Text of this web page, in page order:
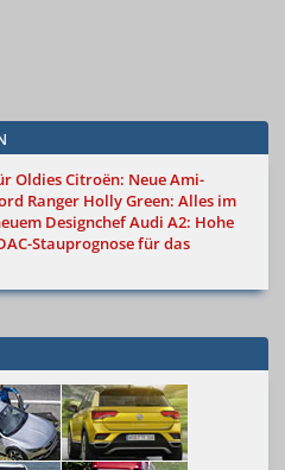
OldiesCitroën: Neue Ami-
Ranger Holly Green: Alles im
DesignchefAudi A2: Hohe
Stauprognose für das